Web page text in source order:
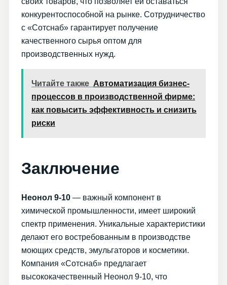
конкурентоспособной на рынке. Сотрудничество
с «Сотснаб» гарантирует получение
качественного сырья оптом для
производственных нужд.
Читайте также Автоматизация бизнес-
процессов в производственной фирме:
как повысить эффективность и снизить
риски
Заключение
Неонол 9-10 — важный компонент в
химической промышленности, имеет широкий
спектр применения. Уникальные характеристики
делают его востребованным в производстве
моющих средств, эмульгаторов и косметики.
Компания «Сотснаб» предлагает
высококачественный Неонол 9-10, что